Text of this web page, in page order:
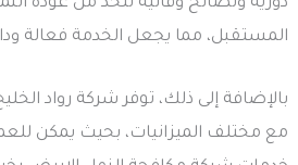
المستقبل، مما يجعل الخدمة فعالة
بالإضافة إلى ذلك، توفر شركة رواد
مع مختلف الميزانيات، بحيث يمكن